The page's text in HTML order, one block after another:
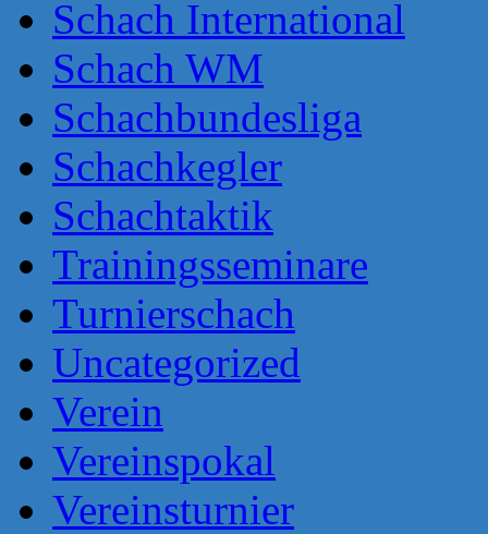
Schach International
Schach WM
Schachbundesliga
Schachkegler
Schachtaktik
Trainingsseminare
Turnierschach
Uncategorized
Verein
Vereinspokal
Vereinsturnier